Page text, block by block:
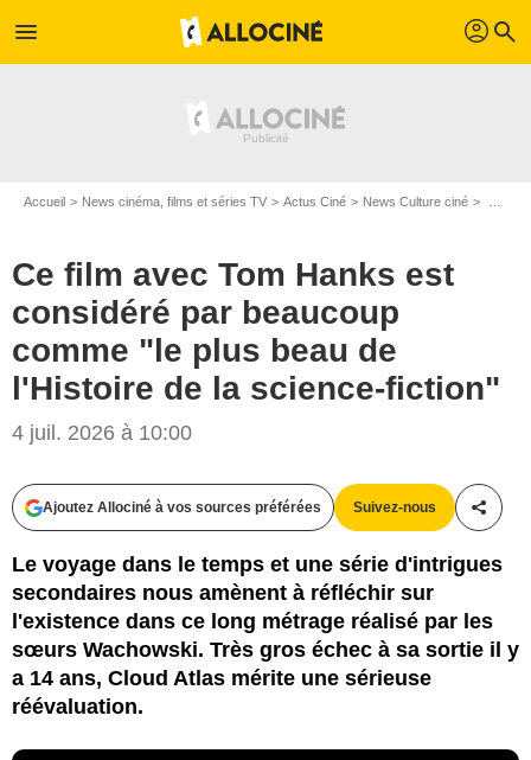
menu profil search
Accueil News cinéma, films et séries TV Actus Ciné News Culture ciné
Ce film avec Tom Hanks est
considéré par beaucoup
comme "le plus beau de
l'Histoire de la science-fiction"
4 juil. 2026 à 10:00
Ajoutez Allociné à vos sources préférées Suivez-nous
Le voyage dans le temps et une série d'intrigues
secondaires nous amènent à réfléchir sur
l'existence dans ce long métrage réalisé par les
sœurs Wachowski. Très gros échec à sa sortie il y
a 14 ans, Cloud Atlas mérite une sérieuse
réévaluation.